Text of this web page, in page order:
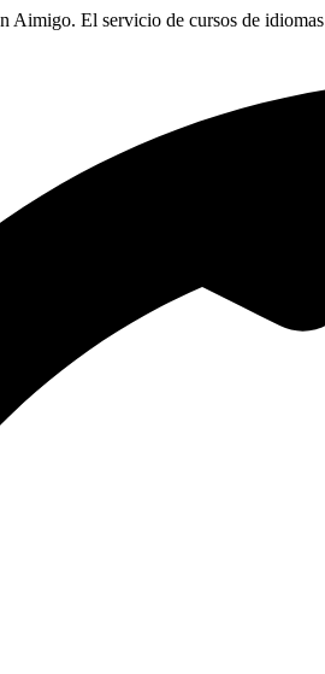
Aimigo. El servicio de cursos de